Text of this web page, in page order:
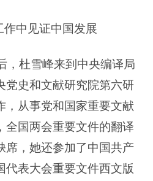
作中见证中国发展
，杜雪峰来到中央编译局
党史和文献研究院第六研
，从事党和国家重要文献
全国两会重要文件的翻译
席，她还参加了中国共产
代表大会重要文件西文版